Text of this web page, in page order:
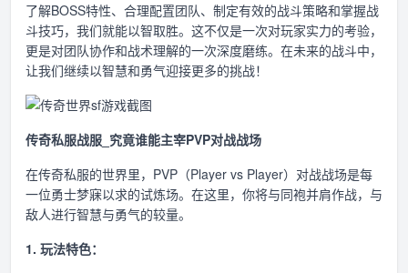
了解BOSS特性、合理配置团队、制定有效的战斗策略和掌握战
斗技巧，我们就能以智取胜。这不仅是一次对玩家实力的考验，
更是对团队协作和战术理解的一次深度磨练。在未来的战斗中，
让我们继续以智慧和勇气迎接更多的挑战！
传奇私服战服_究竟谁能主宰PVP对战战场
在传奇私服的世界里，PVP（Player vs Player）对战战场是每
一位勇士梦寐以求的试炼场。在这里，你将与同袍并肩作战，与
敌人进行智慧与勇气的较量。
1. 玩法特色：